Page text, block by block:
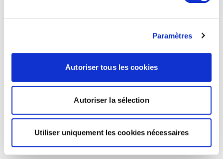
Paramètres
Autoriser tous les cookies
Autoriser la sélection
Utiliser uniquement les cookies nécessaires